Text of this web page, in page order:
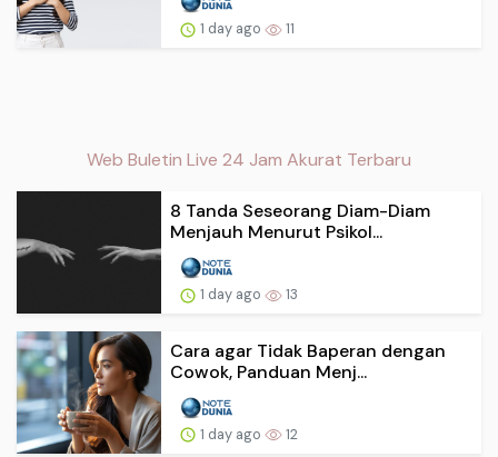
1 day ago 11
Web Buletin Live 24 Jam Akurat Terbaru
8 Tanda Seseorang Diam-Diam
Menjauh Menurut Psikol...
1 day ago 13
Cara agar Tidak Baperan dengan
Cowok, Panduan Menj...
1 day ago 12